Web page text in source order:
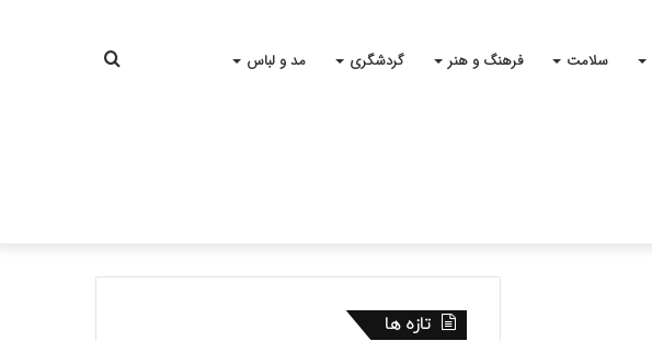
سلامت فرهنگ و هنر گردشگری مد و لباس جستجو
تازه ها